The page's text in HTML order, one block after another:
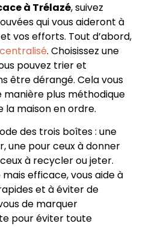
à Trélazé, suivez
qui vous aideront à
vos efforts. Tout d’abord,
. Choisissez une
pouvez trier et
être dérangé. Cela vous
plus méthodique
maison en ordre.
des trois boîtes : une
une pour ceux à donner
à recycler ou jeter.
efficace, vous aide à
et à éviter de
de marquer
pour éviter toute